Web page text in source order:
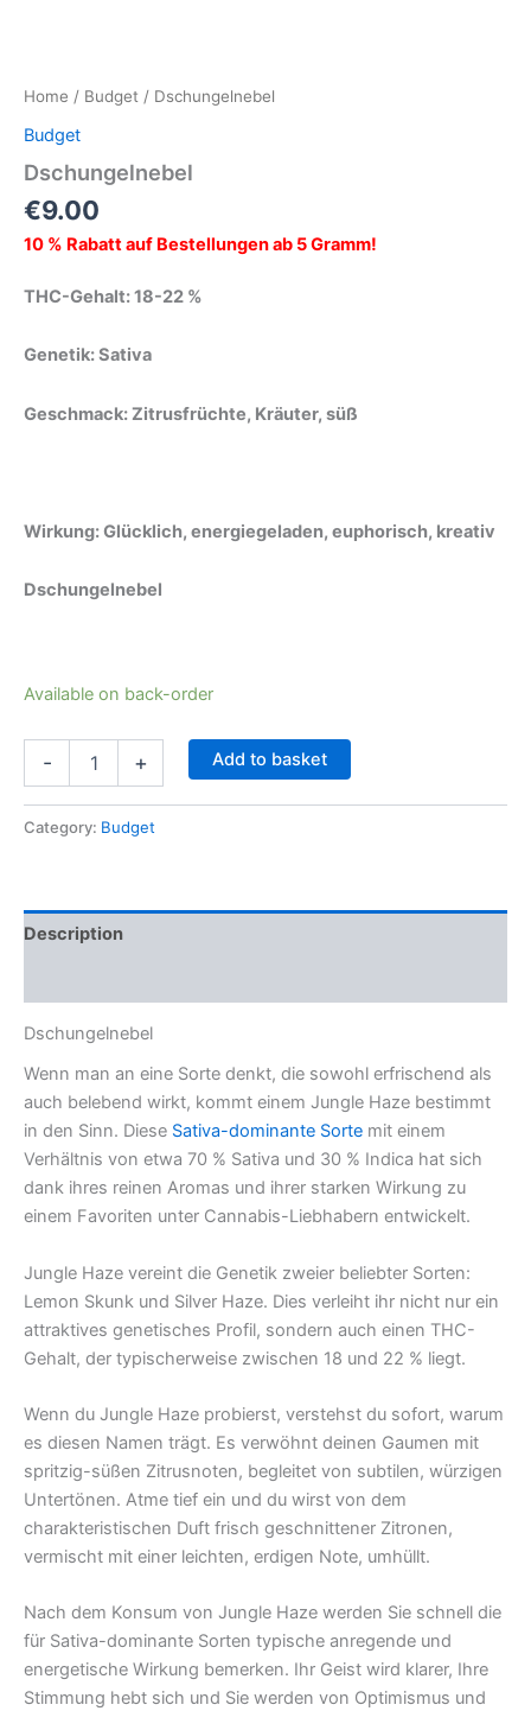
Home / Budget / Dschungelnebel
Budget
Dschungelnebel
€9.00
10 % Rabatt auf Bestellungen ab 5 Gramm!
THC-Gehalt: 18-22 %
Genetik: Sativa
Geschmack: Zitrusfrüchte, Kräuter, süß
Wirkung: Glücklich, energiegeladen, euphorisch, kreativ
Dschungelnebel
Available on back-order
- + Add to basket
Category: Budget
Description
Dschungelnebel
Wenn man an eine Sorte denkt, die sowohl erfrischend als
auch belebend wirkt, kommt einem Jungle Haze bestimmt
in den Sinn. Diese Sativa-dominante Sorte mit einem
Verhältnis von etwa 70 % Sativa und 30 % Indica hat sich
dank ihres reinen Aromas und ihrer starken Wirkung zu
einem Favoriten unter Cannabis-Liebhabern entwickelt.
Jungle Haze vereint die Genetik zweier beliebter Sorten:
Lemon Skunk und Silver Haze. Dies verleiht ihr nicht nur ein
attraktives genetisches Profil, sondern auch einen THC-
Gehalt, der typischerweise zwischen 18 und 22 % liegt.
Wenn du Jungle Haze probierst, verstehst du sofort, warum
es diesen Namen trägt. Es verwöhnt deinen Gaumen mit
spritzig-süßen Zitrusnoten, begleitet von subtilen, würzigen
Untertönen. Atme tief ein und du wirst von dem
charakteristischen Duft frisch geschnittener Zitronen,
vermischt mit einer leichten, erdigen Note, umhüllt.
Nach dem Konsum von Jungle Haze werden Sie schnell die
für Sativa-dominante Sorten typische anregende und
energetische Wirkung bemerken. Ihr Geist wird klarer, Ihre
Stimmung hebt sich und Sie werden von Optimismus und